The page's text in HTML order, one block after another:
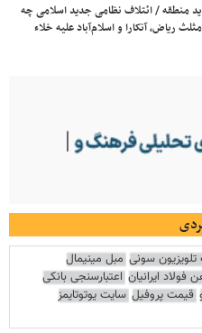
منطقه / ائتلاف نظامی جدید اسلامی چه
ریاض، آنکارا و اسلام‌آباد علیه خلاء
سونی مبل مینیمال
ایرانیان اعتبارسنجی بانکی
قیمت پروفیل سایت یوتوتایمز